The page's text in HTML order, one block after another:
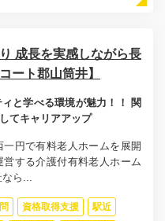
成長を実感しながら長
ート郡山筒井】
と学べる環境が魅力！！ 関
てキャリアアップ
円で有料老人ホームを展開
する介護付有料老人ホーム
ら...
資格取得支援 駅近